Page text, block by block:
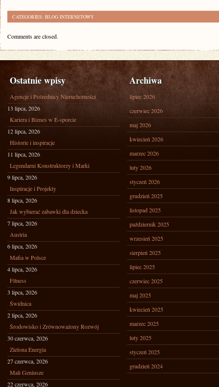
CATEGORIES: BLOG INTERNETOWY
Comments are closed.
Ostatnie wpisy
Agencje i Pośrednicy Nieruchomości
13 lipca, 2026
Kariera i Biznes w E-sporcie
12 lipca, 2026
Historie i inspiracje
11 lipca, 2026
Legendarni Konstruktorzy i Marki
9 lipca, 2026
Inspiracje i Projekty
8 lipca, 2026
Jak wybierać zabawki dla dziecka
7 lipca, 2026
Austria
6 lipca, 2026
Mafia w Polsce
4 lipca, 2026
Fitness
3 lipca, 2026
Świdnica
2 lipca, 2026
Środowisko i Zrównoważony Rozwój
30 czerwca, 2026
Zielona Energia
27 czerwca, 2026
Mali Geniusze
22 czerwca, 2026
Archiwa
lipiec 2026
czerwiec 2026
maj 2026
kwiecień 2026
marzec 2026
luty 2026
styczeń 2026
grudzień 2025
listopad 2025
październik 2025
wrzesień 2025
sierpień 2025
lipiec 2025
czerwiec 2025
maj 2025
kwiecień 2025
marzec 2025
luty 2025
styczeń 2025
grudzień 2024